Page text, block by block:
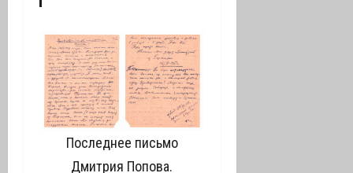
Последнее письмо
Дмитрия Попова.